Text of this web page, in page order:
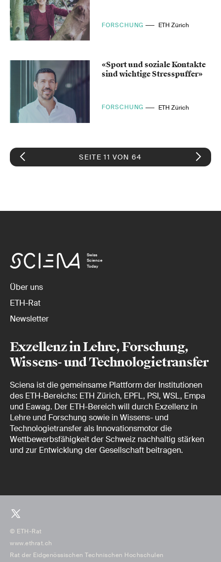
FORSCHUNG ETH Zürich
«Sport und soziale Kontakte
sind wichtige Stresspuffer»
FORSCHUNG ETH Zürich
SEITE 11 VON 64
Swiss
Science
Today
Über uns
ETH-Rat
Newsletter
Exzellenz in Lehre, Forschung,
Wissens- und Technologietransfer
Sciena ist die gemeinsame Plattform der Institutionen
des ETH-Bereichs: ETH Zürich, EPFL, PSI, WSL, Empa
und Eawag. Der ETH-Bereich will durch Exzellenz in
Lehre und Forschung sowie in Wissens- und
Technologietransfer als Innovationsmotor die
Wettbewerbsfähigkeit der Schweiz nachhaltig stärken
und zur Entwicklung der Gesellschaft beitragen.
© ETH-Rat
www.ethrat.ch
Rat der Eidgenössischen Technischen Hochschulen